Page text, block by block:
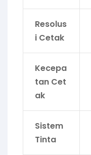
Resolus
i Cetak
Kecepa
tan Cet
ak
Sistem
Tinta